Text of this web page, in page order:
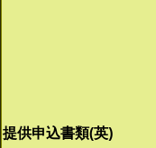
提供申込書類(英)